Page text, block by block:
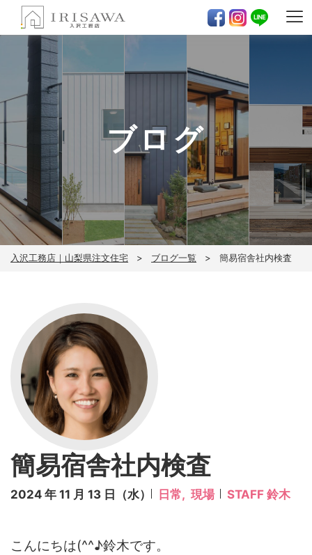
ブログ
入沢工務店｜山梨県注文住宅 ブログ一覧 簡易宿舎社内検査
簡易宿舎社内検査
2024 年 11 月 13 日（水） 日常, 現場 STAFF 鈴木
こんにちは(^^♪鈴木です。